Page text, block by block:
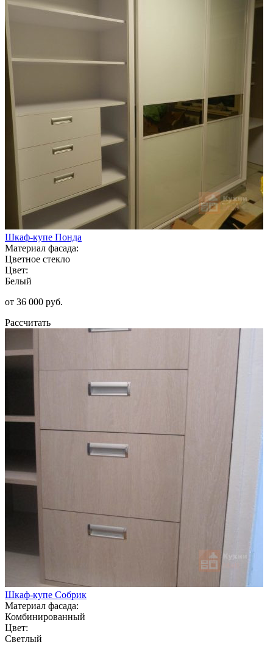
Шкаф-купе Понда
Материал фасада:
Цветное стекло
Цвет:
Белый
от 36 000 руб.
Рассчитать
Шкаф-купе Собрик
Материал фасада:
Комбинированный
Цвет:
Светлый